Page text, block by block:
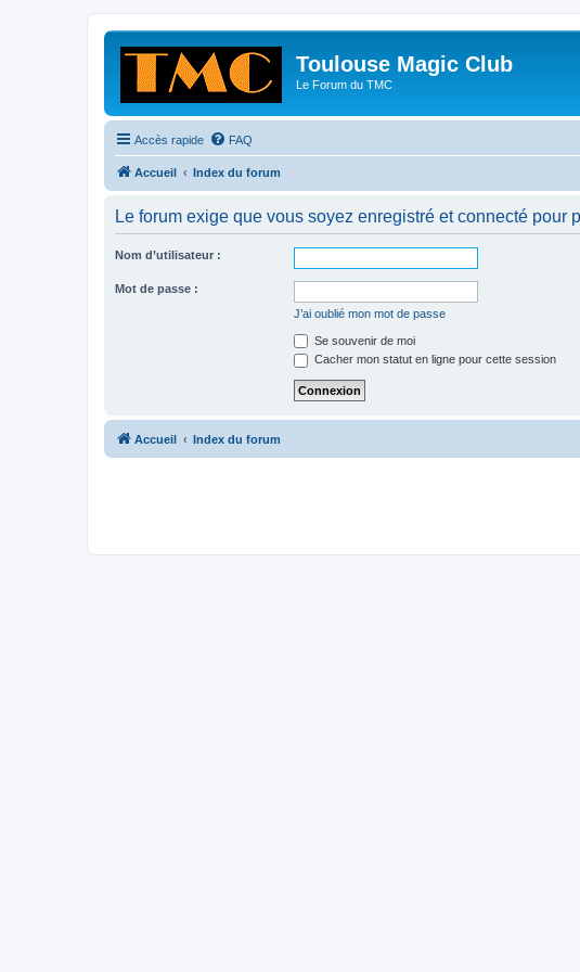
Toulouse Magic Club
Le Forum du TMC
Accès rapide FAQ
Accueil Index du forum
Le forum exige que vous soyez enregistré et connecté pour
Nom d’utilisateur :
Mot de passe :
J’ai oublié mon mot de passe
Se souvenir de moi
Cacher mon statut en ligne pour cette session
Accueil Index du forum